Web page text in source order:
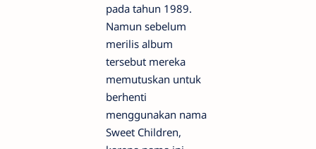
pada tahun 1989.
Namun sebelum
merilis album
tersebut mereka
memutuskan untuk
berhenti
menggunakan nama
Sweet Children,